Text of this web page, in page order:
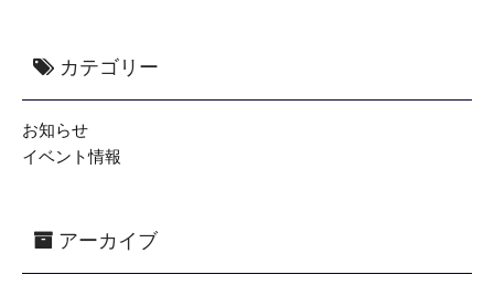
カテゴリー
お知らせ
イベント情報
アーカイブ